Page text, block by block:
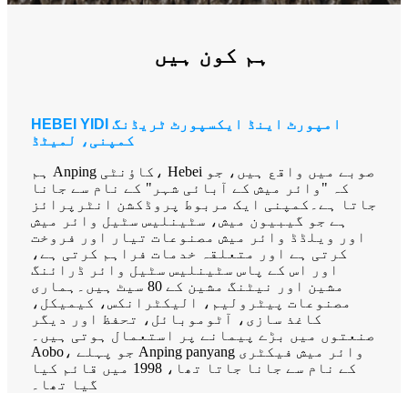
ہم کون ہیں
HEBEI YIDI امپورٹ اینڈ ایکسپورٹ ٹریڈنگ
کمپنی، لمیٹڈ
ہم Anping کاؤنٹی، Hebei صوبے میں واقع ہیں، جو
کہ "وائر میش کے آبائی شہر" کے نام سے جانا
جاتا ہے۔کمپنی ایک مربوط پروڈکشن انٹرپرائز
ہے جو گیبیون میش، سٹینلیس سٹیل وائر میش
اور ویلڈڈ وائر میش مصنوعات تیار اور فروخت
کرتی ہے اور متعلقہ خدمات فراہم کرتی ہے،
اور اس کے پاس سٹینلیس سٹیل وائر ڈرائنگ
مشین اور نیٹنگ مشین کے 80 سیٹ ہیں۔ہماری
مصنوعات پیٹرولیم، الیکٹرانکس، کیمیکل،
کاغذ سازی، آٹوموبائل، تحفظ اور دیگر
صنعتوں میں بڑے پیمانے پر استعمال ہوتی ہیں۔
Aobo، جو پہلے Anping panyang وائر میش فیکٹری
کے نام سے جانا جاتا تھا، 1998 میں قائم کیا
گیا تھا۔